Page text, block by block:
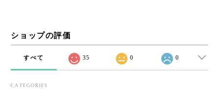
ショップの評価
すべて 35 0 0
CATEGORIES